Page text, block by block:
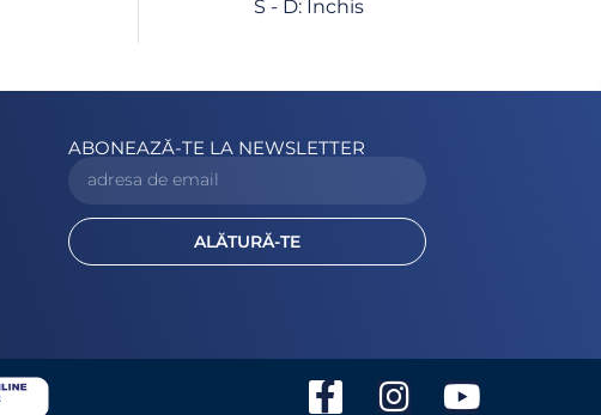
S - D: Închis
ABONEAZĂ-TE LA NEWSLETTER
ALĂTURĂ-TE